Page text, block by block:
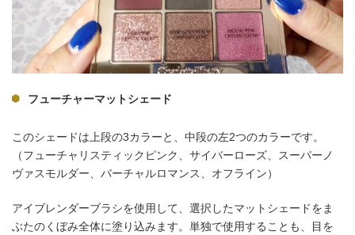
フューチャーマットシェード
このシェードは上段の3カラーと、中段の左2つのカラーです。
（フューチャリスティックピンク、サイバーローズ、スーパーノ
ヴァスモルダー、バーチャルロマンス、オフライン）
アイブレンダーブラシを使用して、選択したマットシェードをま
ぶたのくぼみ全体に塗り込みます。単独で使用することも、目を